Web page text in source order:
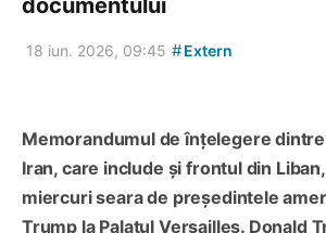
documentului
18 iun. 2026, 09:45 #Extern
Memorandumul de înțelegere
Iran, care include și frontul din
miercuri seara de președintele
Trump la Palatul Versailles. Donald